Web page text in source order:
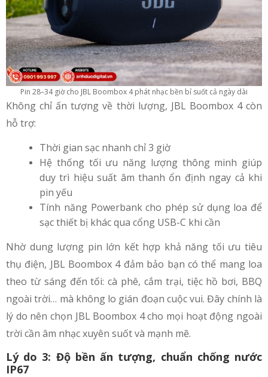
Pin 28–34 giờ cho JBL Boombox 4 phát nhạc bền bỉ suốt cả ngày dài
Không chỉ ấn tượng về thời lượng, JBL Boombox 4 còn
hỗ trợ:
Thời gian sạc nhanh chỉ 3 giờ
Hệ thống tối ưu năng lượng thông minh giúp
duy trì hiệu suất âm thanh ổn định ngay cả khi
pin yếu
Tính năng Powerbank cho phép sử dụng loa để
sạc thiết bị khác qua cổng USB-C khi cần
Nhờ dung lượng pin lớn kết hợp khả năng tối ưu tiêu
thụ điện, JBL Boombox 4 đảm bảo bạn có thể mang loa
theo từ sáng đến tối: cà phê, cắm trại, tiệc hồ bơi, BBQ
ngoài trời… mà không lo gián đoạn cuộc vui. Đây chính là
lý do nên chọn JBL Boombox 4 cho mọi hoạt động ngoài
trời cần âm nhạc xuyên suốt và mạnh mẽ.
Lý do 3: Độ bền ấn tượng, chuẩn chống nước
IP67